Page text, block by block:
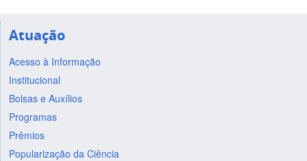
Atuação
Acesso à Informação
Institucional
Bolsas e Auxílios
Programas
Prêmios
Popularização da Ciência